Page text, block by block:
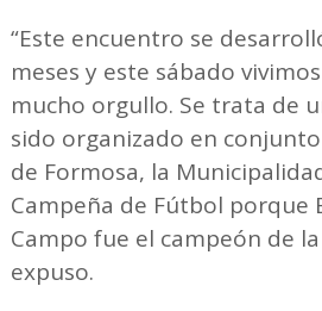
“Este encuentro se
meses y este sábado
mucho orgullo. Se trata de
sido organizado en
de Formosa, la
Campeña de Fútbol porque
Campo fue el campeón de
expuso.